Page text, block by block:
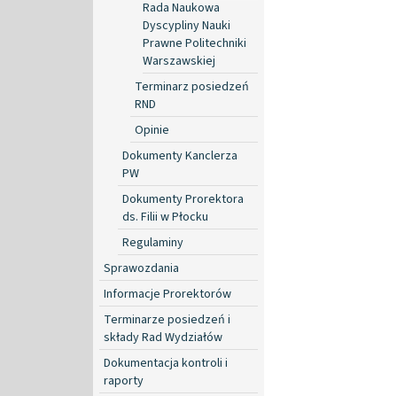
Rada Naukowa
Dyscypliny Nauki
Prawne Politechniki
Warszawskiej
Terminarz posiedzeń
RND
Opinie
Dokumenty Kanclerza
PW
Dokumenty Prorektora
ds. Filii w Płocku
Regulaminy
Sprawozdania
Informacje Prorektorów
Terminarze posiedzeń i
składy Rad Wydziałów
Dokumentacja kontroli i
raporty